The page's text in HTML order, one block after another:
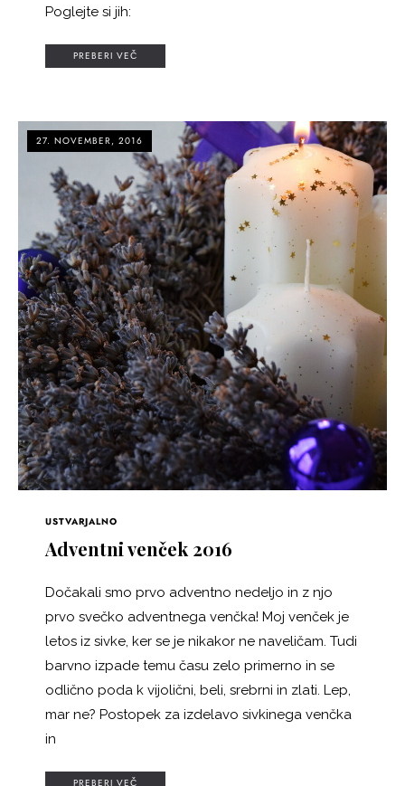
Poglejte si jih:
PREBERI VEČ
27. NOVEMBER, 2016
USTVARJALNO
Adventni venček 2016
Dočakali smo prvo adventno nedeljo in z njo
prvo svečko adventnega venčka! Moj venček je
letos iz sivke, ker se je nikakor ne naveličam. Tudi
barvno izpade temu času zelo primerno in se
odlično poda k vijolični, beli, srebrni in zlati. Lep,
mar ne? Postopek za izdelavo sivkinega venčka
in